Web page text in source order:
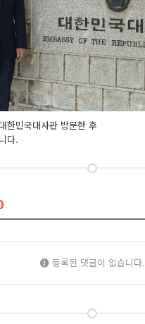
한민국대사관 방문한 후
다.
등록된 댓글이 없습니다.